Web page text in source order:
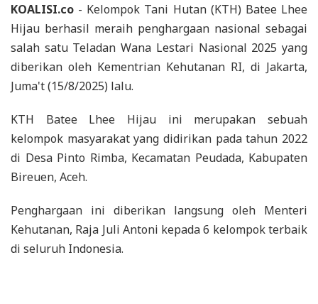
KOALISI.co - Kelompok Tani Hutan (KTH) Batee Lhee
Hijau berhasil meraih penghargaan nasional sebagai
salah satu Teladan Wana Lestari Nasional 2025 yang
diberikan oleh Kementrian Kehutanan RI, di Jakarta,
Juma't (15/8/2025) lalu.
KTH Batee Lhee Hijau ini merupakan sebuah
kelompok masyarakat yang didirikan pada tahun 2022
di Desa Pinto Rimba, Kecamatan Peudada, Kabupaten
Bireuen, Aceh.
Penghargaan ini diberikan langsung oleh Menteri
Kehutanan, Raja Juli Antoni kepada 6 kelompok terbaik
di seluruh Indonesia.